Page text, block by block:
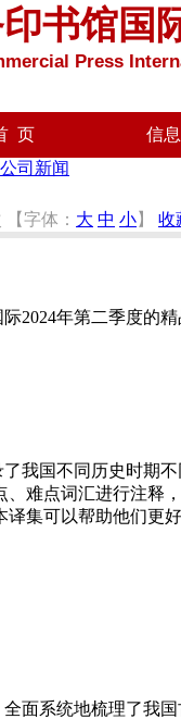
书馆国
Press
页 信
公司新闻
【字体： 大 中 小】 收
际2024年第二季度的精
了我国不同历史时期
难点词汇进行注释
集可以帮助他们更
全面系统地梳理了我